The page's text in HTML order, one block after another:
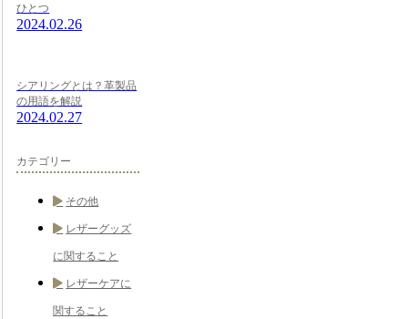
ひとつ
2024.02.26
シアリングとは？革製品
の用語を解説
2024.02.27
カテゴリー
その他
レザーグッズ
に関すること
レザーケアに
関すること